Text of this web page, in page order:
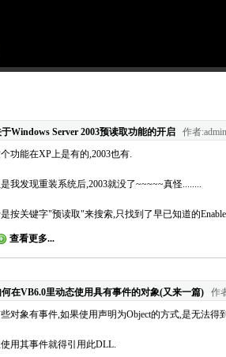
于Windows Server 2003预读取功能的开启
作者
功能在XP上是有的,2003也有.
我发现重装系统后,2003就没了~~~~~真怪........
按关键字"预读取"来搜索,只找到了早已知道的
查看更多...
在VB6.0里动态使用具有事件的对象(又来一篇)
作
对象有事件,如果使用声明为Object的方式,是无法得
用其事件就得引用此DLL.